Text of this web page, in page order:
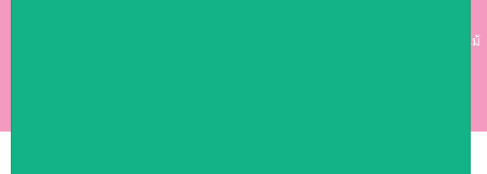
คาร์เตอร์ เฟอร์นิเจอร์ ซุ้มไม้